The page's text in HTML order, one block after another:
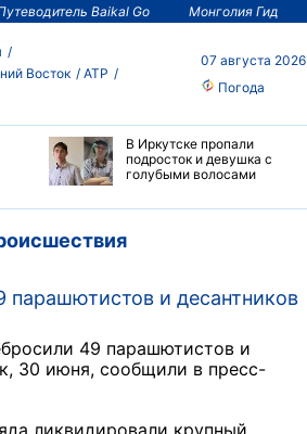
Baikal Go Монголия Гид
Восток
АТР
07 августа 2026
Погода
В Иркутске пропали
подросток и девушка с
голубыми волосами
парашютистов и десантников
49 парашютистов и
30 июня, сообщили в пресс-
ликвидировали крупный